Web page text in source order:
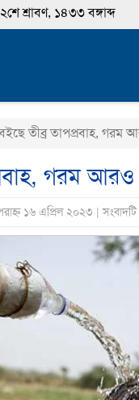
শ্রাবণ, ১৪৩৩ বঙ্গাব্দ
তীব্র তাপপ্রবাহ, গরম
গরম
১৬ এপ্রিল ২০২৩ |